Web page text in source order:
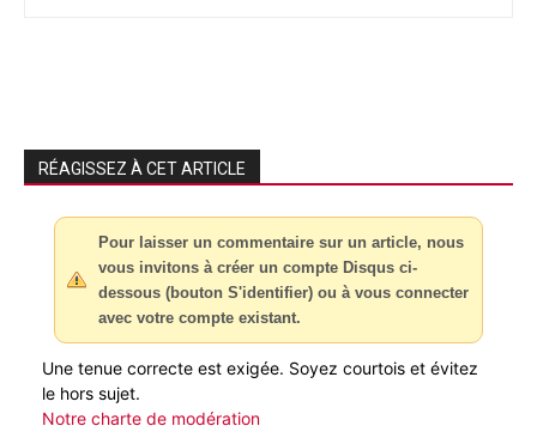
RÉAGISSEZ À CET ARTICLE
Pour laisser un commentaire sur un article, nous
vous invitons à créer un compte Disqus ci-
dessous (bouton S'identifier) ou à vous connecter
avec votre compte existant.
Une tenue correcte est exigée. Soyez courtois et évitez
le hors sujet.
Notre charte de modération